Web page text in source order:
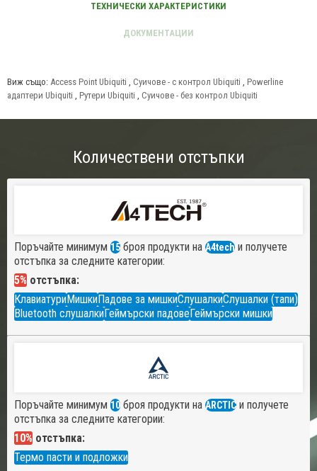
Виж също: Access Point Ubiquiti , Суичове - с контрол Ubiquiti , Powerline
адаптери Ubiquiti , Рутери Ubiquiti , Суичове - без контрол Ubiquiti
Количествени отстъпки
Поръчайте минимум 15 броя продукти на A4tech и получете
отстъпка за следните категории:
5% отстъпка:
КлавиатуриМишкиПадове за мишкиСлушалкиСлушалки (тапи)
Bluetooth слушалкиГеймърски падовеГеймърски мишки
Поръчайте минимум 10 броя продукти на ARCTIC и получете
отстъпка за следните категории:
10% отстъпка:
Термо пасти и подложки